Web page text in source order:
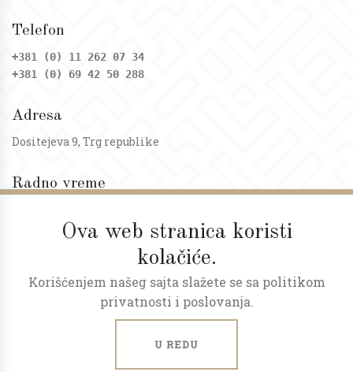
Ova web stranica koristi
kolačiće.
Korišćenjem našeg sajta slažete se sa politikom
privatnosti i poslovanja.
U REDU
Telefon
+381 (0) 11 262 07 34
+381 (0) 69 42 50 288
Adresa
Dositejeva 9, Trg republike
Radno vreme
Subota: 09 - 17h
ART NEKRETNINE © 2026.